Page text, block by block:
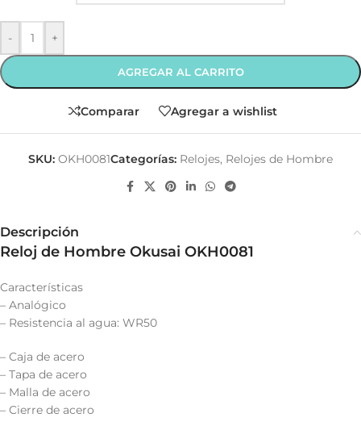
- +
AGREGAR AL CARRITO
Comparar Agregar a wishlist
SKU: OKH0081Categorías: Relojes, Relojes de Hombre
Descripción
Reloj de Hombre Okusai OKH0081
Características
– Analógico
– Resistencia al agua: WR50
– Caja de acero
– Tapa de acero
– Malla de acero
– Cierre de acero